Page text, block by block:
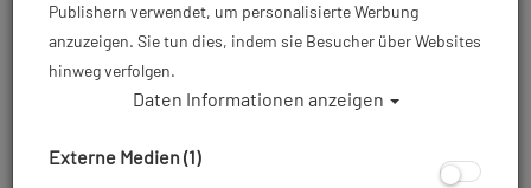
Publishern verwendet, um personalisierte Werbung
anzuzeigen. Sie tun dies, indem sie Besucher über Websites
hinweg verfolgen.
Daten Informationen anzeigen
Externe Medien (1)